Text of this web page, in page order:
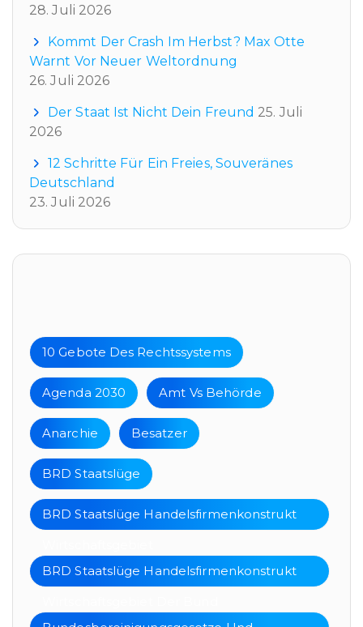
28. Juli 2026
Kommt Der Crash Im Herbst? Max Otte
Warnt Vor Neuer Weltordnung
26. Juli 2026
Der Staat Ist Nicht Dein Freund 25. Juli
2026
12 Schritte Für Ein Freies, Souveränes
Deutschland
23. Juli 2026
10 Gebote Des Rechtssystems
Agenda 2030 Amt Vs Behörde
Anarchie Besatzer
BRD Staatslüge
BRD Staatslüge Handelsfirmenkonstrukt
BRD Staatslüge Handelsfirmenkonstrukt